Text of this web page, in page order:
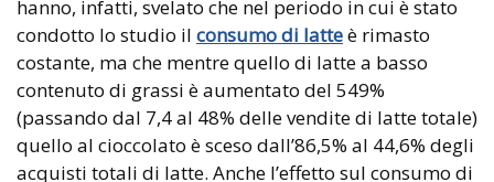
hanno, infatti, svelato che nel periodo in cui è stato
condotto lo studio il consumo di latteè rimasto
costante, ma che mentre quello di latte a basso
contenuto di grassi è aumentato del 549%
(passando dal 7,4 al 48% delle vendite di latte totale)
quello al cioccolato è sceso dall’86,5% al 44,6% degli
acquisti totali di latte. Anche l’effetto sul consumo di